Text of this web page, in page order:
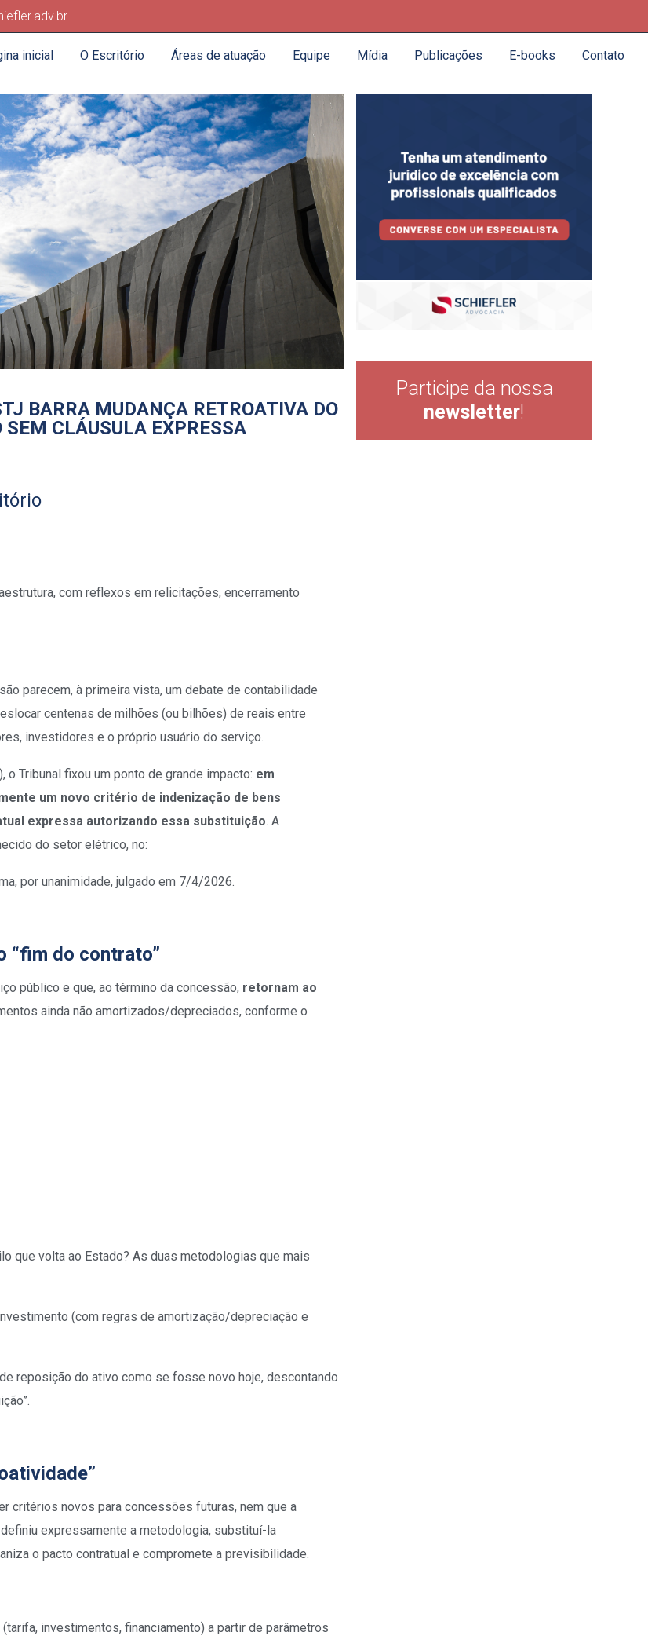
inicial O Escritório Áreas de atuação Equipe Mídia Publicações E-books Contato
BARRA MUDANÇA RETROATIVA DO
CLÁUSULA EXPRESSA
com reflexos em relicitações, encerramento
parecem, à primeira vista, um debate de contabilidade
centenas de milhões (ou bilhões) de reais entre
investidores e o próprio usuário do serviço.
Tribunal fixou um ponto de grande impacto: em
um novo critério de indenização de bens
expressa autorizando essa substituição. A
do setor elétrico, no:
por unanimidade, julgado em 7/4/2026.
“fim do contrato”
público e que, ao término da concessão, retornam ao
ainda não amortizados/depreciados, conforme o
que volta ao Estado? As duas metodologias que mais
(com regras de amortização/depreciação e
reposição do ativo como se fosse novo hoje, descontando
critérios novos para concessões futuras, nem que a
expressamente a metodologia, substituí-la
o pacto contratual e compromete a previsibilidade.
investimentos, financiamento) a partir de parâmetros
Participe da nossa
newsletter!